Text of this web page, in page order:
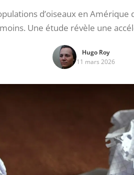
d’oiseaux en
moins. Une étude révèle une
Hugo Roy
11 mars 2026